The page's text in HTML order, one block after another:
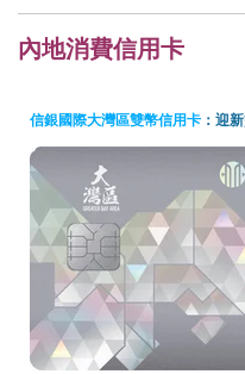
內地消費信用卡
信銀國際大灣區雙幣信用卡 ：迎